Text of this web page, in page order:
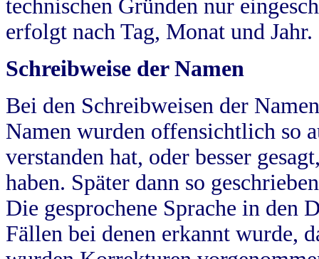
technischen Gründen nur
erfolgt nach Tag, Monat und Jahr.
Schreibweise der Namen
Bei den Schreibweisen der
Namen wurden offensichtlich so
verstanden hat, oder besser
haben. Später dann so
Die gesprochene Sprache in
Fällen bei denen erkannt wurde,